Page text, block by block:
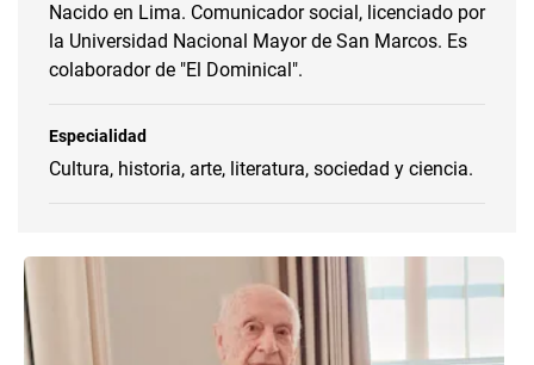
Nacido en Lima. Comunicador social, licenciado por
la Universidad Nacional Mayor de San Marcos. Es
colaborador de "El Dominical".
Especialidad
Cultura, historia, arte, literatura, sociedad y ciencia.